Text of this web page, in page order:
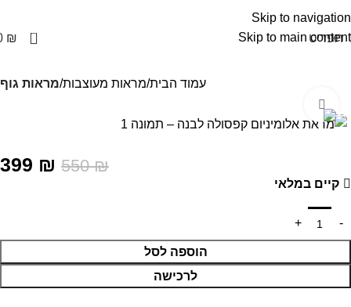
Skip to navigation
Skip to main content
תפריט 0
₪
עמוד הבית מראות מעוצבות מראות גוף
550₪
399 ₪
קיים במלאי
הוספה לסל
לרכישה